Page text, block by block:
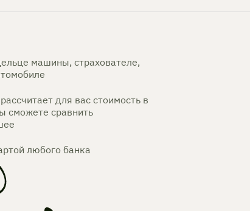
машины, страхователе,
для вас стоимость в
сможете сравнить
любого банка